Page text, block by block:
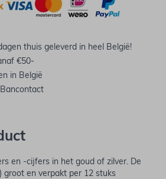
thuis geleverd in heel België!
€50-
in België
en -cijfers in het goud of zilver. De
groot en verpakt per 12 stuks